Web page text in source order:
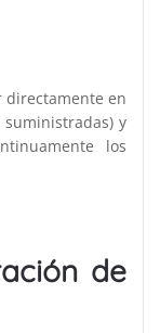
directamente en
y
los
de